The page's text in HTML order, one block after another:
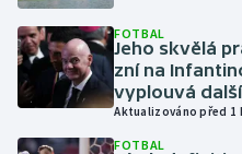
Judo
Krasobruslení
Lezení
FOTBAL
Jeho skvělá
zní na
vyplouvá
Aktualizováno před 1
FOTBAL